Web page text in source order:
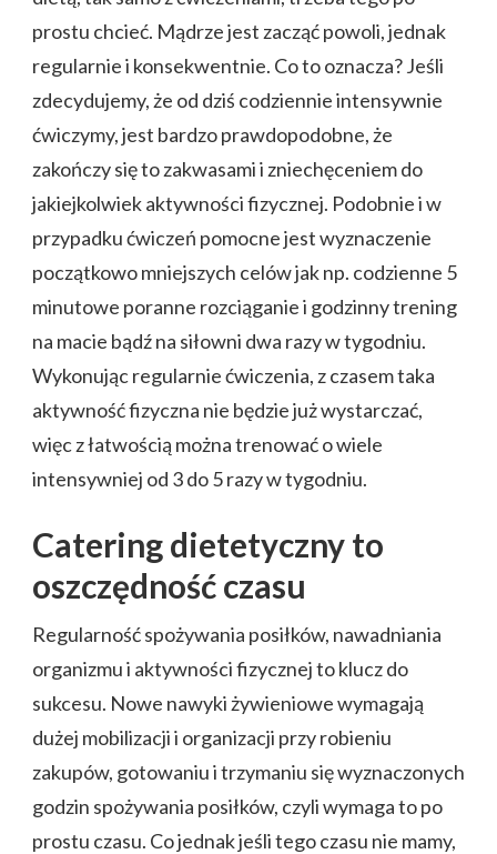
prostu chcieć. Mądrze jest zacząć powoli, jednak
regularnie i konsekwentnie. Co to oznacza? Jeśli
zdecydujemy, że od dziś codziennie intensywnie
ćwiczymy, jest bardzo prawdopodobne, że
zakończy się to zakwasami i zniechęceniem do
jakiejkolwiek aktywności fizycznej. Podobnie i w
przypadku ćwiczeń pomocne jest wyznaczenie
początkowo mniejszych celów jak np. codzienne 5
minutowe poranne rozciąganie i godzinny trening
na macie bądź na siłowni dwa razy w tygodniu.
Wykonując regularnie ćwiczenia, z czasem taka
aktywność fizyczna nie będzie już wystarczać,
więc z łatwością można trenować o wiele
intensywniej od 3 do 5 razy w tygodniu.
Catering dietetyczny to
oszczędność czasu
Regularność spożywania posiłków, nawadniania
organizmu i aktywności fizycznej to klucz do
sukcesu. Nowe nawyki żywieniowe wymagają
dużej mobilizacji i organizacji przy robieniu
zakupów, gotowaniu i trzymaniu się wyznaczonych
godzin spożywania posiłków, czyli wymaga to po
prostu czasu. Co jednak jeśli tego czasu nie mamy,